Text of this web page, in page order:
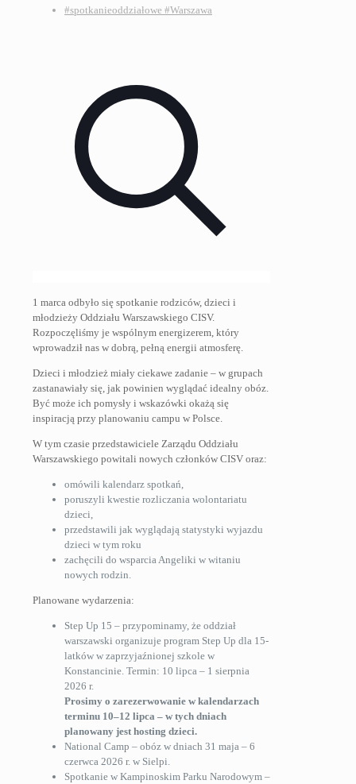
#spotkanieoddziałowe #Warszawa
1 marca odbyło się spotkanie rodziców, dzieci i
młodzieży Oddziału Warszawskiego CISV.
Rozpoczęliśmy je wspólnym energizerem, który
wprowadził nas w dobrą, pełną energii atmosferę.
Dzieci i młodzież miały ciekawe zadanie – w grupach
zastanawiały się, jak powinien wyglądać idealny obóz.
Być może ich pomysły i wskazówki okażą się
inspiracją przy planowaniu campu w Polsce.
W tym czasie przedstawiciele Zarządu Oddziału
Warszawskiego powitali nowych członków CISV oraz:
omówili kalendarz spotkań,
poruszyli kwestie rozliczania wolontariatu
dzieci,
przedstawili jak wyglądają statystyki wyjazdu
dzieci w tym roku
zachęcili do wsparcia Angeliki w witaniu
nowych rodzin.
Planowane wydarzenia:
Step Up 15 – przypominamy, że oddział
warszawski organizuje program Step Up dla 15-
latków w zaprzyjaźnionej szkole w
Konstancinie. Termin: 10 lipca – 1 sierpnia
2026 r.
Prosimy o zarezerwowanie w kalendarzach
terminu 10–12 lipca – w tych dniach
planowany jest hosting dzieci.
National Camp – obóz w dniach 31 maja – 6
czerwca 2026 r. w Sielpi.
Spotkanie w Kampinoskim Parku Narodowym –